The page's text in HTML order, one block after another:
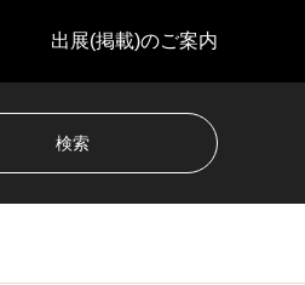
出展(掲載)のご案内